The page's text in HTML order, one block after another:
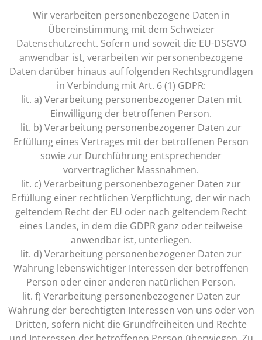
Wir verarbeiten personenbezogene Daten in
Übereinstimmung mit dem Schweizer
Datenschutzrecht. Sofern und soweit die EU-DSGVO
anwendbar ist, verarbeiten wir personenbezogene
Daten darüber hinaus auf folgenden Rechtsgrundlagen
in Verbindung mit Art. 6 (1) GDPR:
lit. a) Verarbeitung personenbezogener Daten mit
Einwilligung der betroffenen Person.
lit. b) Verarbeitung personenbezogener Daten zur
Erfüllung eines Vertrages mit der betroffenen Person
sowie zur Durchführung entsprechender
vorvertraglicher Massnahmen.
lit. c) Verarbeitung personenbezogener Daten zur
Erfüllung einer rechtlichen Verpflichtung, der wir nach
geltendem Recht der EU oder nach geltendem Recht
eines Landes, in dem die GDPR ganz oder teilweise
anwendbar ist, unterliegen.
lit. d) Verarbeitung personenbezogener Daten zur
Wahrung lebenswichtiger Interessen der betroffenen
Person oder einer anderen natürlichen Person.
lit. f) Verarbeitung personenbezogener Daten zur
Wahrung der berechtigten Interessen von uns oder von
Dritten, sofern nicht die Grundfreiheiten und Rechte